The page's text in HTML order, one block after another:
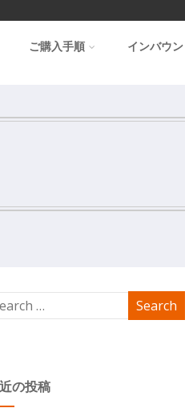
ご購入手順 インバウ
の投稿